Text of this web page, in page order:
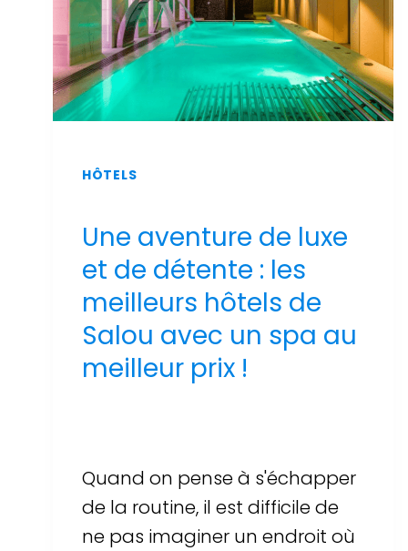
HÔTELS
Une aventure de luxe
et de détente : les
meilleurs hôtels de
Salou avec un spa au
meilleur prix !
Quand on pense à s'échapper
de la routine, il est difficile de
ne pas imaginer un endroit où